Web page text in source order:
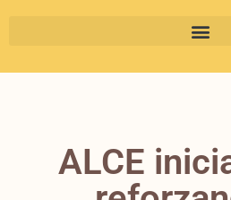
ALCE